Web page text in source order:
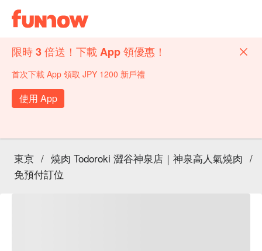
限時 3 倍送！下載 App 領優惠！
首次下載 App 領取 JPY 1200 新戶禮
使用 App
東京 / 燒肉 Todoroki 澀谷神泉店｜神泉高人氣燒肉 /
免預付訂位